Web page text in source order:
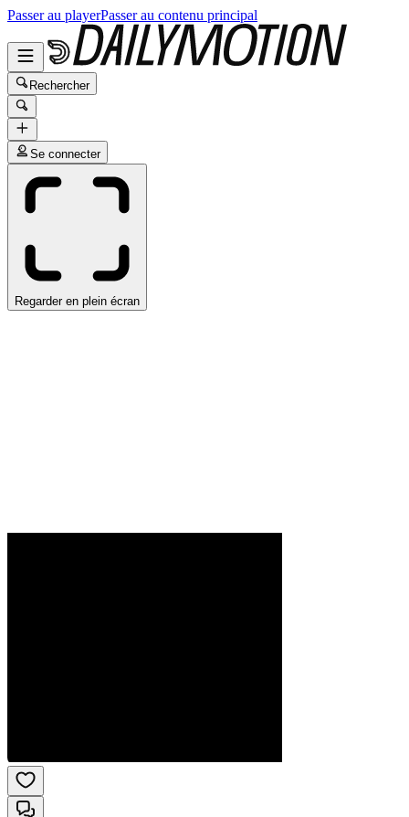
Passer au playerPasser au contenu principal
Rechercher
Se connecter
Regarder en plein écran